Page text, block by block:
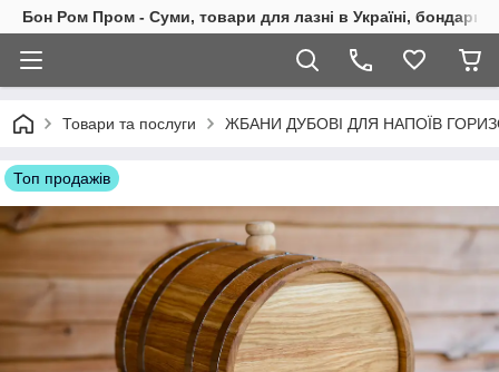
Бон Ром Пром - Суми, товари для лазні в Україні, бондарні
Товари та послуги ЖБАНИ ДУБОВІ ДЛЯ НАПОЇВ
Топ продажів